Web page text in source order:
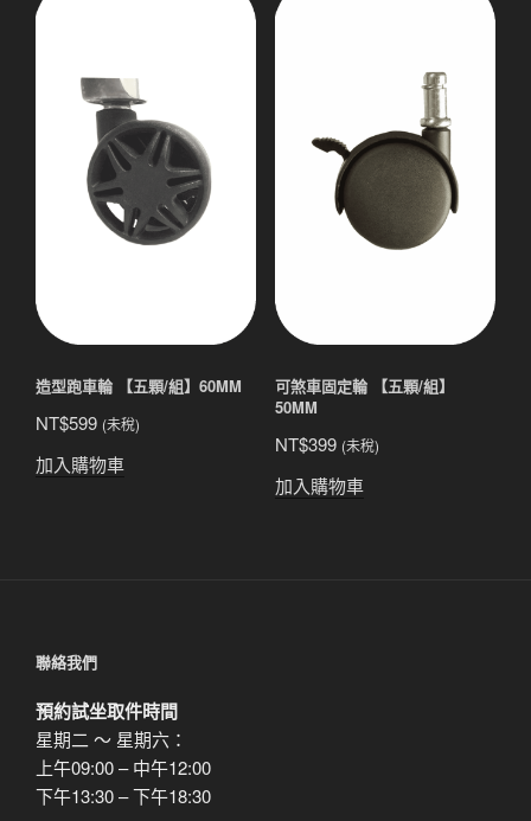
造型跑車輪 【五顆/組】60MM
NT$599 (未稅)
加入購物車
可煞車固定輪 【五顆/組】
50MM
NT$399 (未稅)
加入購物車
聯絡我們
預約試坐取件時間
星期二 ～ 星期六：
上午09:00 – 中午12:00
下午13:30 – 下午18:30